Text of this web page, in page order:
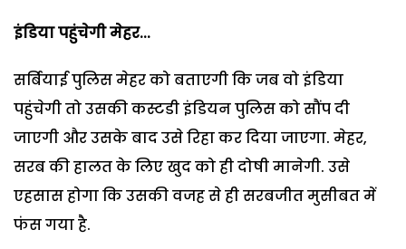
इंडिया पहुंचेगी मेहर...
सर्बियाई पुलिस मेहर को बताएगी कि जब वो इंडिया
पहुंचेगी तो उसकी कस्टडी इंडियन पुलिस को सौंप दी
जाएगी और उसके बाद उसे रिहा कर दिया जाएगा. मेहर,
सरब की हालत के लिए खुद को ही दोषी मानेगी. उसे
एहसास होगा कि उसकी वजह से ही सरबजीत मुसीबत में
फंस गया है.